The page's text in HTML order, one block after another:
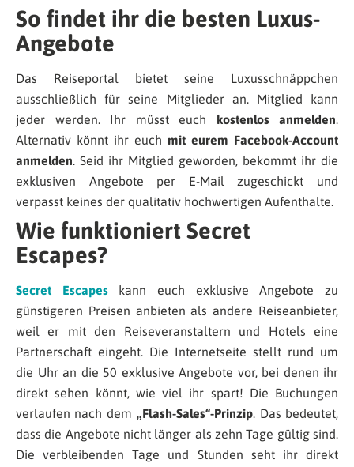
So findet ihr die besten Luxus-
Angebote
Das Reiseportal bietet seine Luxusschnäppchen
ausschließlich für seine Mitglieder an. Mitglied kann
jeder werden. Ihr müsst euch
kostenlos anmelden.
Alternativ könnt ihr euch mit eurem Facebook-Account
anmelden. Seid ihr Mitglied geworden, bekommt ihr die
exklusiven Angebote per E-Mail zugeschickt und
verpasst keines der qualitativ hochwertigen Aufenthalte.
Wie funktioniert Secret
Escapes?
Secret Escapeskann euch exklusive Angebote zu
günstigeren Preisen anbieten als andere Reiseanbieter,
weil er mit den Reiseveranstaltern und Hotels eine
Partnerschaft eingeht. Die Internetseite stellt rund um
die Uhr an die 50 exklusive Angebote vor, bei denen ihr
direkt sehen könnt, wie viel ihr spart! Die Buchungen
verlaufen nach dem „Flash-Sales“-Prinzip. Das bedeutet,
dass die Angebote nicht länger als zehn Tage gültig sind.
Die verbleibenden Tage und Stunden seht ihr direkt